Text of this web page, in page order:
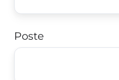
Poste